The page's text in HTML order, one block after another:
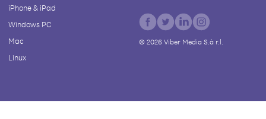
iPhone & iPad
Windows PC
Mac
Linux
© 2026Viber Media S.à r.l.